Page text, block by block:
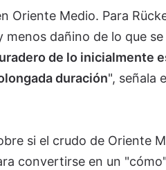
Oriente Medio. Para
dañino de lo que
de lo inicialmente
duración", señala
si el crudo de Oriente
convertirse en un